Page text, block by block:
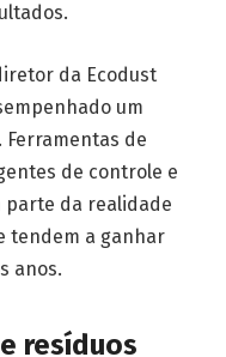
da Ecodust
um
Ferramentas de
de controle e
parte da realidade
tendem a ganhar
anos.
resíduos